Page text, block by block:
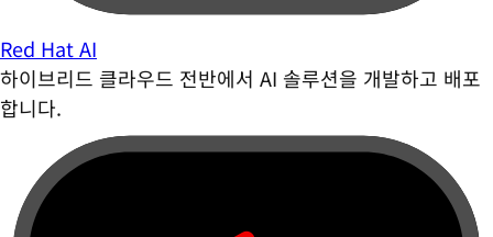
Red Hat AI
하이브리드 클라우드 전반에서 AI 솔루션을 개발하고 배포
합니다.